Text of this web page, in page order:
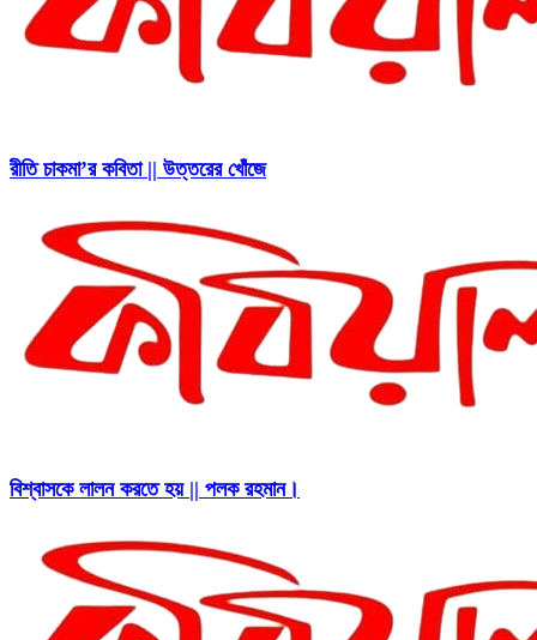
রীতি চাকমা’র কবিতা || উত্তরের খোঁজে
বিশ্বাসকে লালন করতে হয় || পলক রহমান।